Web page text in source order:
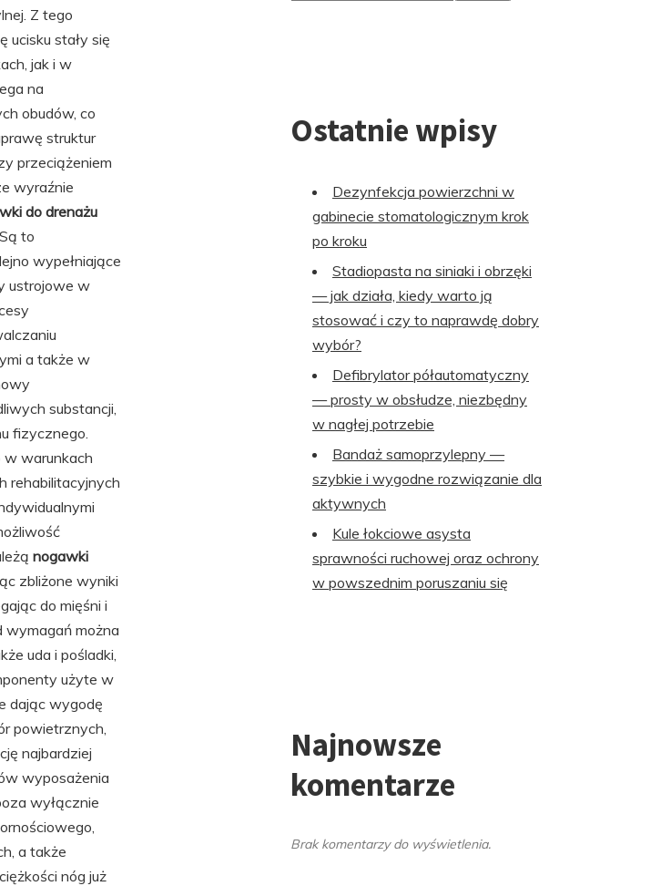
Z tego
ucisku stały się
jak i w
na
obudów, co
struktur
przeciążeniem
wyraźnie
do drenażu
to
wypełniające
ustrojowe w
a także w
substancji,
fizycznego.
w warunkach
rehabilitacyjnych
nogawki
zbliżone wyniki
do mięśni i
wymagań można
uda i pośladki,
użyte w
dając wygodę
powietrznych,
najbardziej
wyposażenia
wyłącznie
a także
nóg już
Ostatnie wpisy
Dezynfekcja powierzchni w
gabinecie stomatologicznym krok
po kroku
Stadiopasta na siniaki i obrzęki
— jak działa, kiedy warto ją
stosować i czy to naprawdę dobry
wybór?
Defibrylator półautomatyczny
— prosty w obsłudze, niezbędny
w nagłej potrzebie
Bandaż samoprzylepny —
szybkie i wygodne rozwiązanie dla
aktywnych
Kule łokciowe asysta
sprawności ruchowej oraz ochrony
w powszednim poruszaniu się
Najnowsze
komentarze
Brak komentarzy do wyświetlenia.